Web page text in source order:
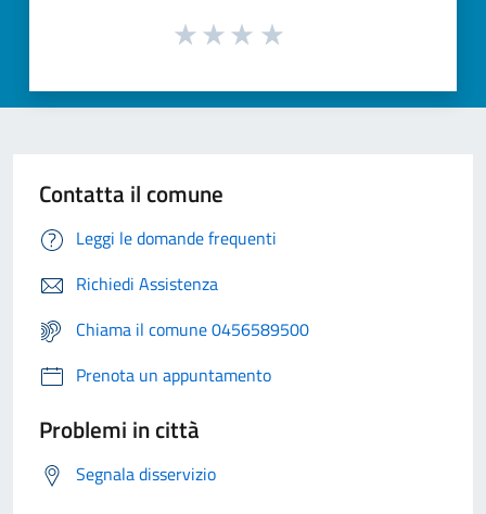
Contatta il comune
Leggi le domande frequenti
Richiedi Assistenza
Chiama il comune 0456589500
Prenota un appuntamento
Problemi in città
Segnala disservizio